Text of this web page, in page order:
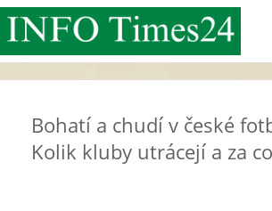
Bohatí a chudí v české
Kolik kluby utrácejí a za co